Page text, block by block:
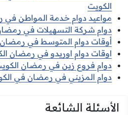
الكويت
مواعيد دوام خدمة المواطن في
دوام شركة التسهيلات في رمضان
أوقات دوام المتوسط في رمضان
اوقات دوام اوريدو في رمضان
دوام فروع زين في رمضان الكويت
دوام المزيني في رمضان في الكويت
الأسئلة الشائعة